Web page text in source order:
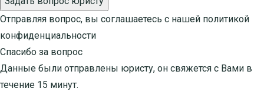
Отправляя вопрос, вы соглашаетесь с нашей политикой
конфиденциальности
Спасибо за вопрос
Данные были отправлены юристу, он свяжется с Вами в
течение 15 минут.